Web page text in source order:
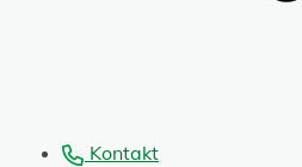
Kontakt